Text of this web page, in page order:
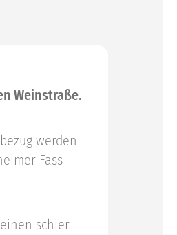
Weinstraße.
werden
Fass
schier